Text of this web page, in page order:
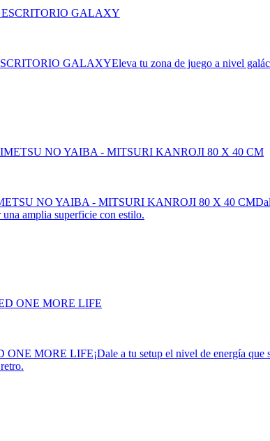
GALAXYEleva tu zona de juego a nivel
NO YAIBA - MITSURI KANROJI 80 X 40 CM
amplia superficie con estilo.
ONE MORE LIFE¡Dale a tu setup el nivel de energía